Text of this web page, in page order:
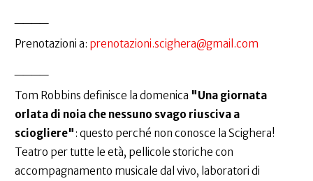
Prenotazioni a: prenotazioni.scighera@gmail.com
Tom Robbins definisce la domenica "Una giornata
orlata di noia che nessuno svago riusciva a
sciogliere" : questo perché non conosce la Scighera!
Teatro per tutte le età, pellicole storiche con
accompagnamento musicale dal vivo, laboratori di